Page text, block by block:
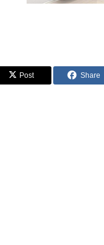
Post Share